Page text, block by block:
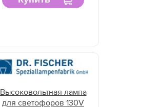
Высоковольтная лампа
для светофоров 130V